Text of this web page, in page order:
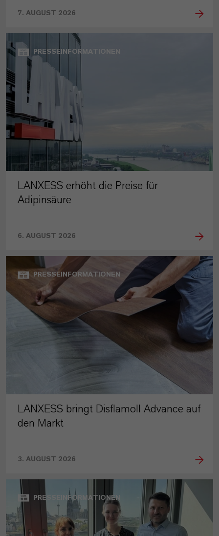
7. AUGUST 2026
PRESSEINFORMATIONEN
LANXESS erhöht die Preise für
Adipinsäure
6. AUGUST 2026
PRESSEINFORMATIONEN
LANXESS bringt Disflamoll Advance auf
den Markt
3. AUGUST 2026
PRESSEINFORMATIONEN